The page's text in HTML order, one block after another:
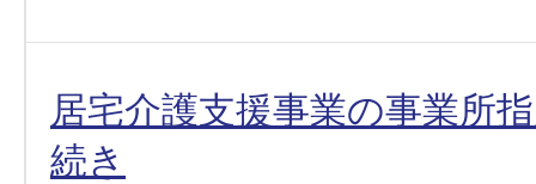
居宅介護支援事業の事業所
続き